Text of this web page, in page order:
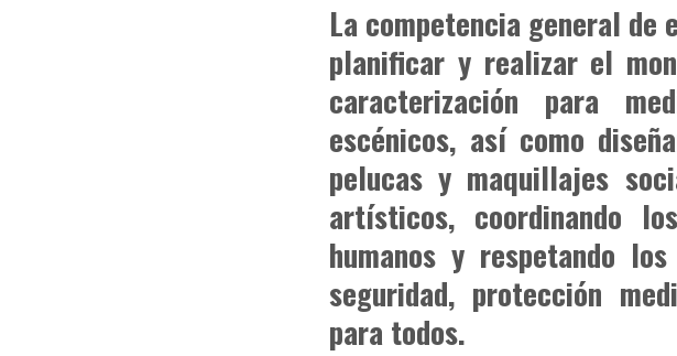
La competencia general
planificar y realizar el
caracterización para
escénicos, así como
pelucas y maquillajes
artísticos, coordinando
humanos y respetando
seguridad, protección
para todos.